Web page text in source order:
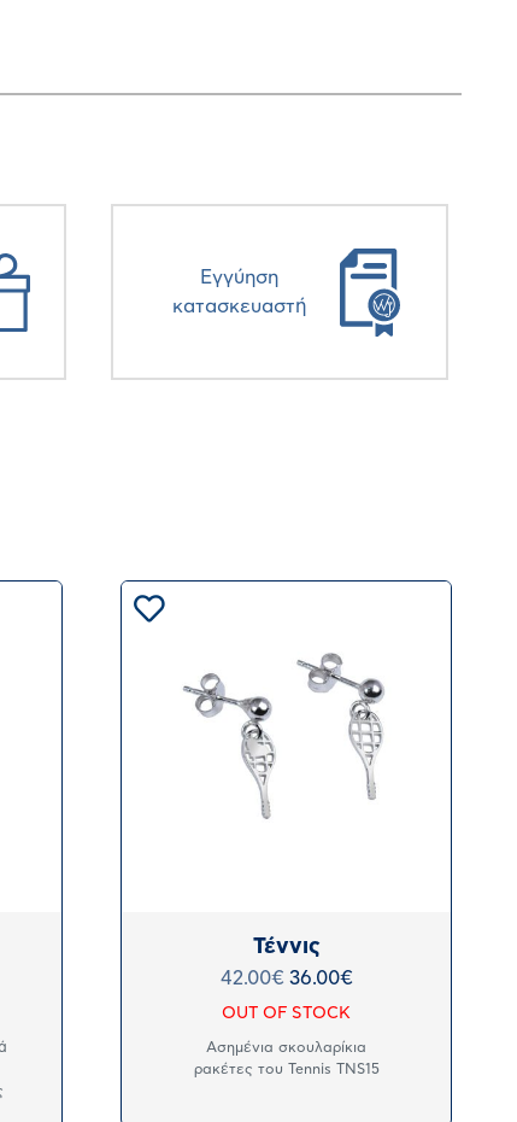
Eγγύηση
κατασκευαστή
Τέννις
42.00€ 36.00€
OUT OF STOCK
Ασημένια σκουλαρίκια
ρακέτες του Tennis TNS15